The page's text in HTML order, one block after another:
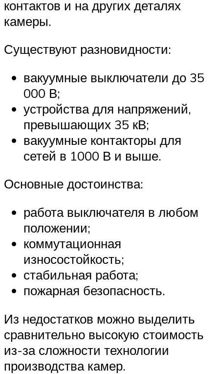
контактов и на других деталях
камеры.
Существуют разновидности:
вакуумные выключатели до 35
000 В;
устройства для напряжений,
превышающих 35 кВ;
вакуумные контакторы для
сетей в 1000 В и выше.
Основные достоинства:
работа выключателя в любом
положении;
коммутационная
износостойкость;
стабильная работа;
пожарная безопасность.
Из недостатков можно выделить
сравнительно высокую стоимость
из-за сложности технологии
производства камер.